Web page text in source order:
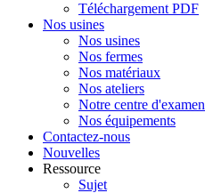
Téléchargement PDF
Nos usines
Nos usines
Nos fermes
Nos matériaux
Nos ateliers
Notre centre d'examen
Nos équipements
Contactez-nous
Nouvelles
Ressource
Sujet